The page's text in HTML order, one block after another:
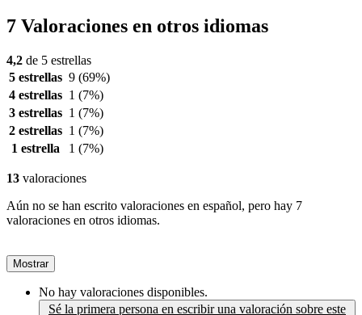
7 Valoraciones en otros idiomas
4,2 de 5 estrellas
5 estrellas 9 (69%)
4 estrellas 1 (7%)
3 estrellas 1 (7%)
2 estrellas 1 (7%)
1 estrella
1 (7%)
13 valoraciones
Aún no se han escrito valoraciones en español, pero hay 7
valoraciones en otros idiomas.
Mostrar
No hay valoraciones disponibles.
Sé la primera persona en escribir una valoración sobre este